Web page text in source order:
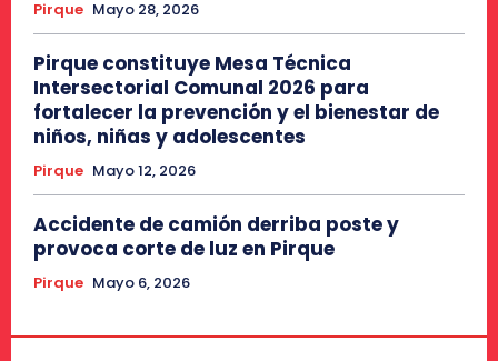
Pirque Mayo 28, 2026
Pirque constituye Mesa Técnica
Intersectorial Comunal 2026 para
fortalecer la prevención y el bienestar de
niños, niñas y adolescentes
Pirque Mayo 12, 2026
Accidente de camión derriba poste y
provoca corte de luz en Pirque
Pirque Mayo 6, 2026